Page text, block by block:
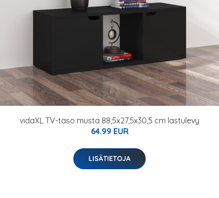
vidaXL TV-taso musta 88,5x27,5x30,5 cm lastulevy
64.99 EUR
LISÄTIETOJA